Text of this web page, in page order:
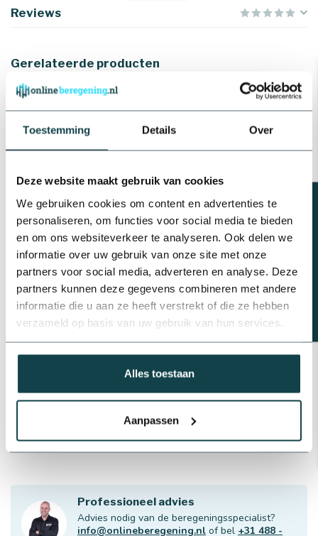
Toestemming Details Over
Deze website maakt gebruik van cookies
We gebruiken cookies om content en advertenties te
personaliseren, om functies voor social media te bieden
en om ons websiteverkeer te analyseren. Ook delen we
informatie over uw gebruik van onze site met onze
partners voor social media, adverteren en analyse. Deze
partners kunnen deze gegevens combineren met andere
informatie die u aan ze heeft verstrekt of die ze hebben
verzameld op basis van uw gebruik van hun services.
Alles toestaan
Aanpassen
Type AGA 100
Reviews
Gerelateerde producten
RainBird Rainbird
beregeningsinstallatie
compleet inclusief
zones
Tyleenslang | 50 meter | SDR
17
Op voorraad
€84,00
Profec Messing verloopnippel |
2x buitendraad
Op voorraad
€2,18
veerbelast
€14,56
Professioneel advies
Advies nodig van de beregeningsspecialist?
info@onlineberegening.nl of bel +31 488 -
Beregeningsplan?